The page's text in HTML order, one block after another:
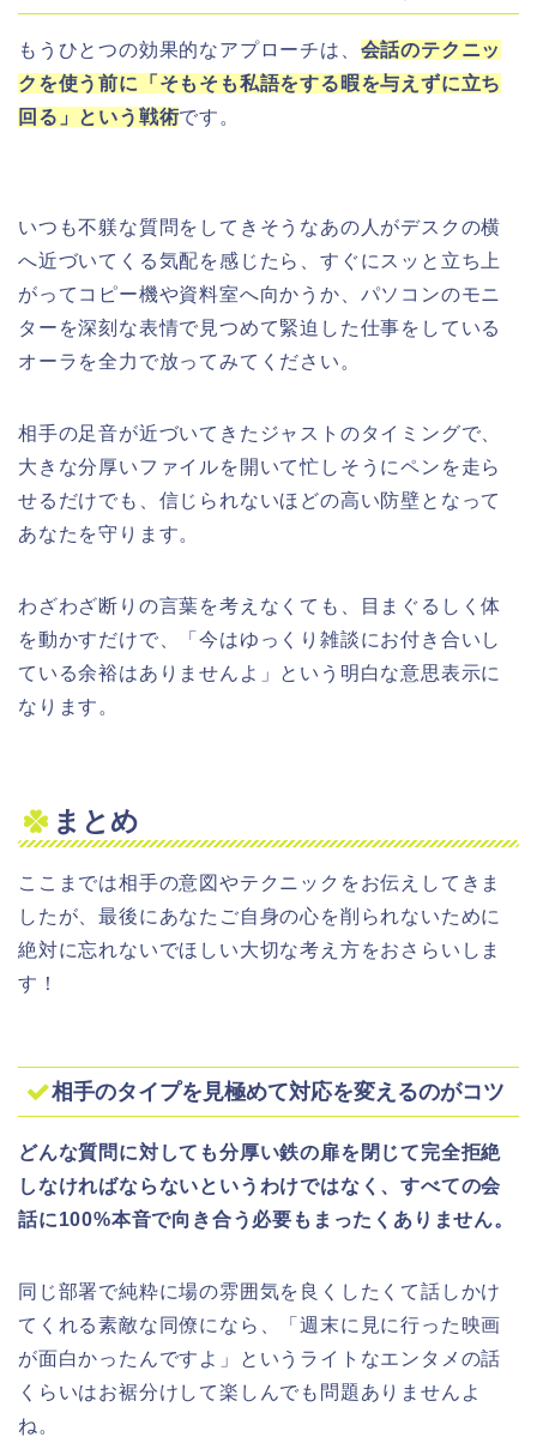
もうひとつの効果的なアプローチは、 会話のテクニッ
クを使う前に「そもそも私語をする暇を与えずに立ち
回る」という戦術です。
いつも不躾な質問をしてきそうなあの人がデスクの横
へ近づいてくる気配を感じたら、すぐにスッと立ち上
がってコピー機や資料室へ向かうか、パソコンのモニ
ターを深刻な表情で見つめて緊迫した仕事をしている
オーラを全力で放ってみてください。
相手の足音が近づいてきたジャストのタイミングで、
大きな分厚いファイルを開いて忙しそうにペンを走ら
せるだけでも、信じられないほどの高い防壁となって
あなたを守ります。
わざわざ断りの言葉を考えなくても、目まぐるしく体
を動かすだけで、「今はゆっくり雑談にお付き合いし
ている余裕はありませんよ」という明白な意思表示に
なります。
まとめ
ここまでは相手の意図やテクニックをお伝えしてきま
したが、最後にあなたご自身の心を削られないために
絶対に忘れないでほしい大切な考え方をおさらいしま
す！
相手のタイプを見極めて対応を変えるのがコツ
どんな質問に対しても分厚い鉄の扉を閉じて完全拒絶
しなければならないというわけではなく、すべての会
話に100%本音で向き合う必要もまったくありません。
同じ部署で純粋に場の雰囲気を良くしたくて話しかけ
てくれる素敵な同僚になら、「週末に見に行った映画
が面白かったんですよ」というライトなエンタメの話
くらいはお裾分けして楽しんでも問題ありませんよ
ね。